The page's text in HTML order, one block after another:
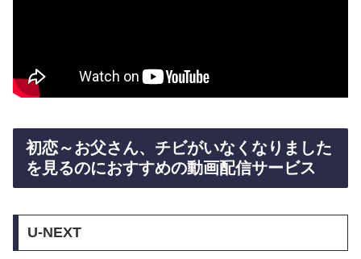
初恋～お父さん、チビがいなくなりました
を見るのにおすすめの動画配信サービス
U-NEXT